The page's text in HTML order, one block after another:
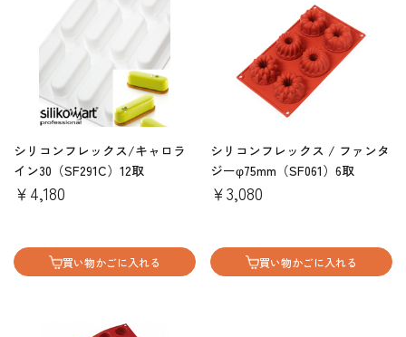
シリコンフレックス/キャロラ
イン30（SF291C）12取
￥4,180
買い物かごに入れる
シリコンフレックス / ファンタ
ジーφ75mm（SF061）6取
￥3,080
買い物かごに入れる